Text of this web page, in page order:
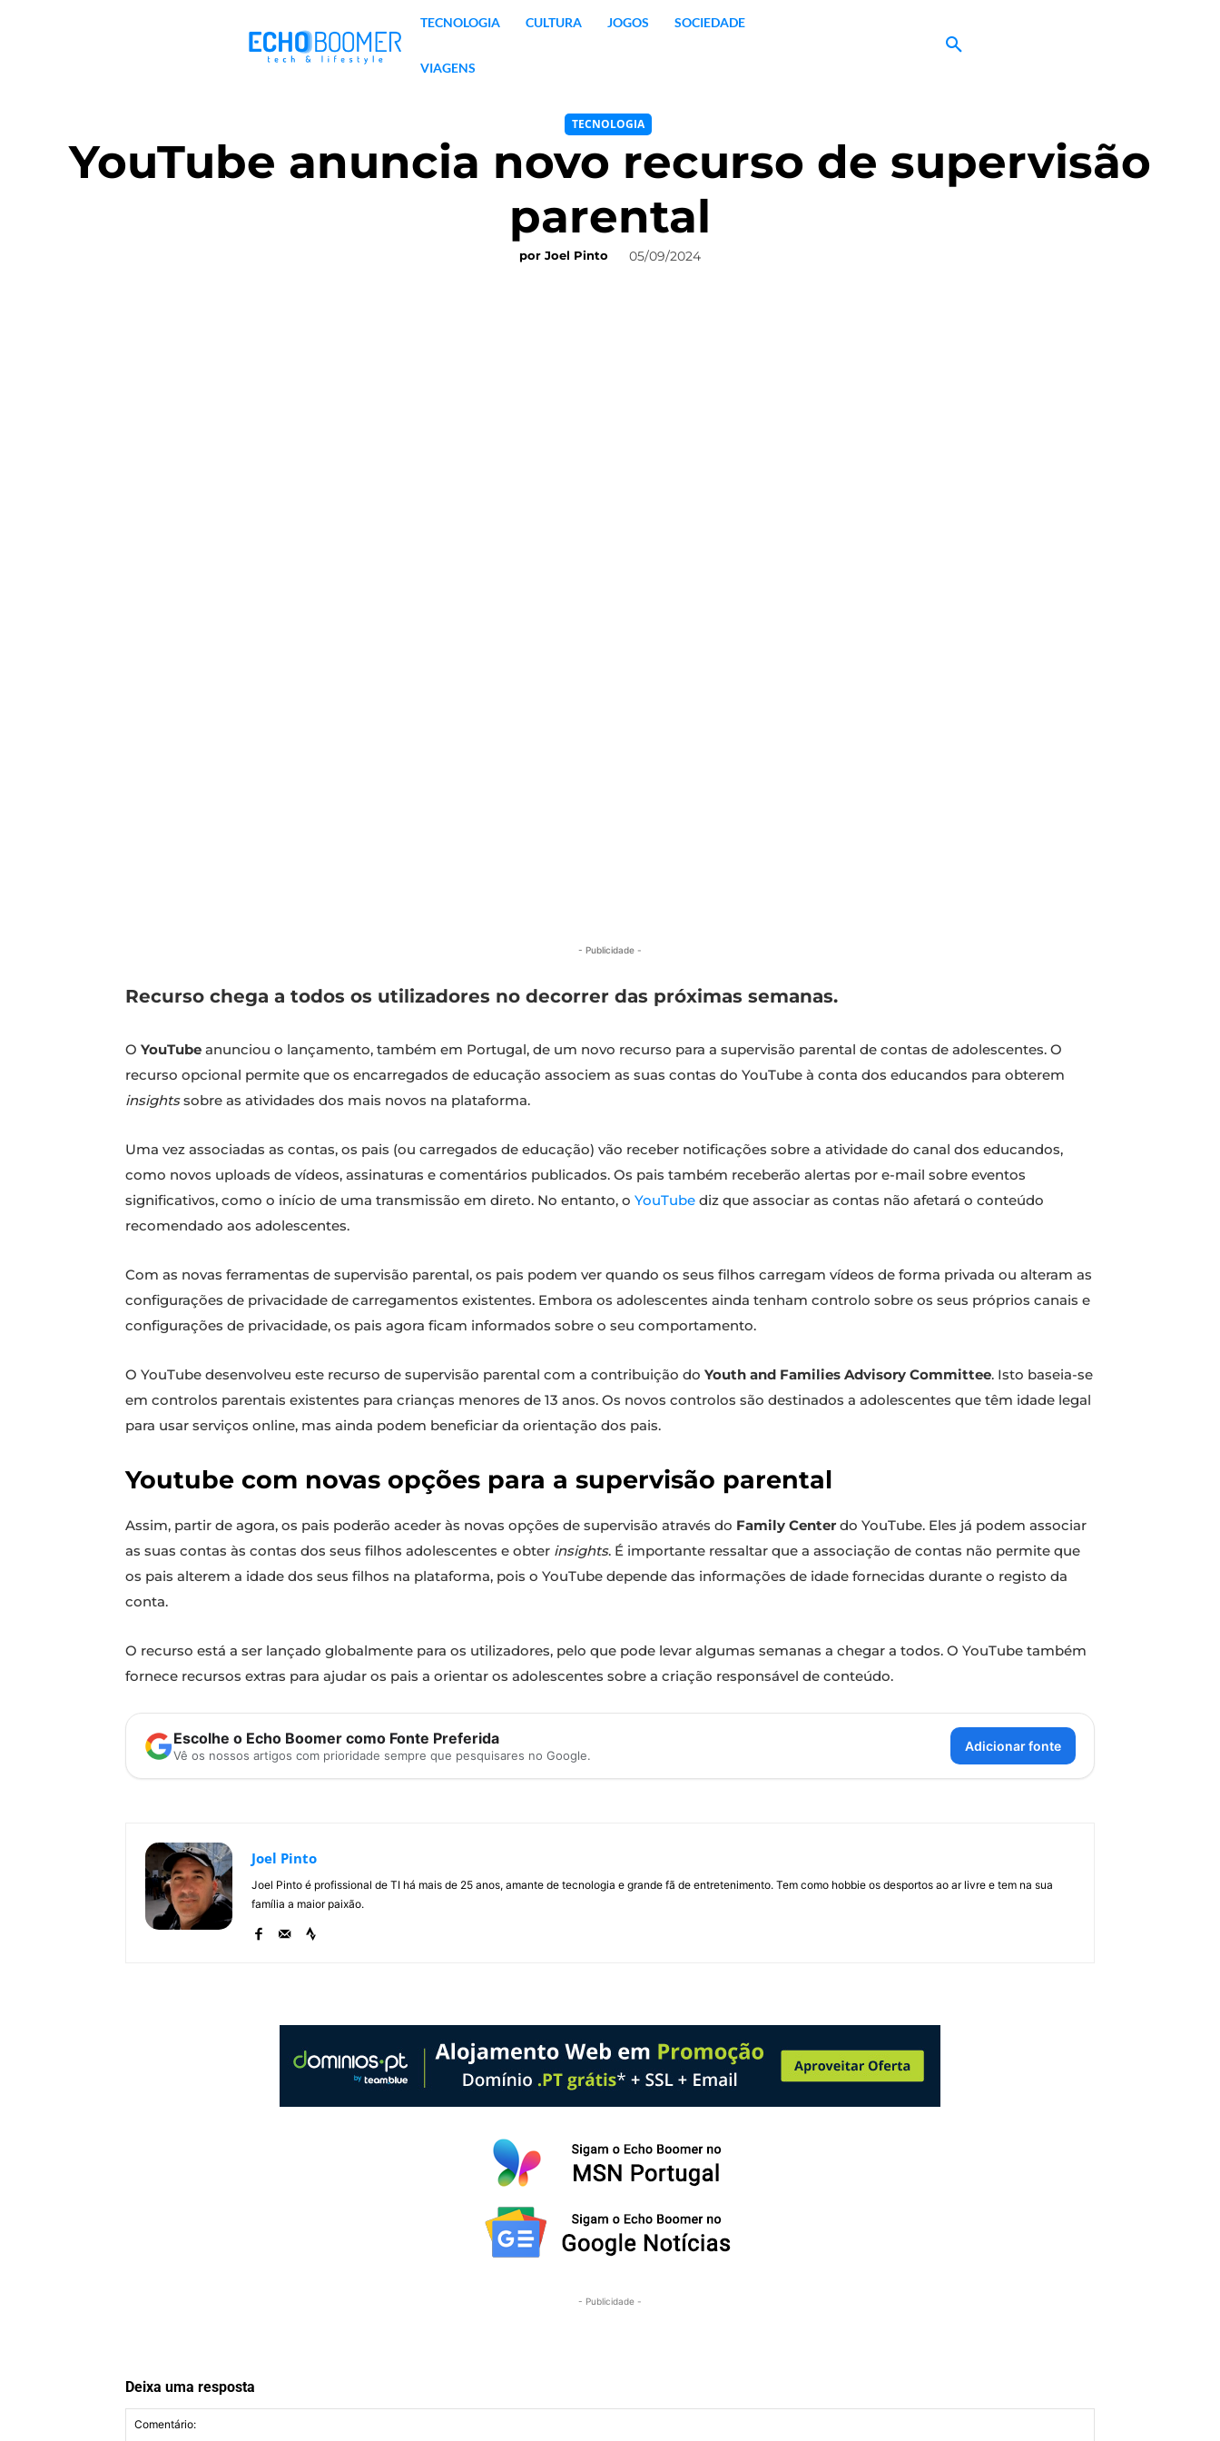
TECNOLOGIA CULTURA JOGOS SOCIEDADE
VIAGENS
TECNOLOGIA
YouTube anuncia novo recurso de supervisão
parental
por Joel Pinto 05/09/2024
- Publicidade -
Recurso chega a todos os utilizadores no decorrer das próximas semanas.
O YouTube anunciou o lançamento, também em Portugal, de um novo recurso para a supervisão parental de contas de adolescentes. O
recurso opcional permite que os encarregados de educação associem as suas contas do YouTube à conta dos educandos para obterem
insightssobre as atividades dos mais novos na plataforma.
Uma vez associadas as contas, os pais (ou carregados de educação) vão receber notificações sobre a atividade do canal dos educandos,
como novos uploads de vídeos, assinaturas e comentários publicados. Os pais também receberão alertas por e-mail sobre eventos
significativos, como o início de uma transmissão em direto. No entanto, o YouTube diz que associar as contas não afetará o conteúdo
recomendado aos adolescentes.
Com as novas ferramentas de supervisão parental, os pais podem ver quando os seus filhos carregam vídeos de forma privada ou alteram as
configurações de privacidade de carregamentos existentes. Embora os adolescentes ainda tenham controlo sobre os seus próprios canais e
configurações de privacidade, os pais agora ficam informados sobre o seu comportamento.
O YouTube desenvolveu este recurso de supervisão parental com a contribuição do Youth and Families Advisory Committee. Isto baseia-se
em controlos parentais existentes para crianças menores de 13 anos. Os novos controlos são destinados a adolescentes que têm idade legal
para usar serviços online, mas ainda podem beneficiar da orientação dos pais.
Youtube com novas opções para a supervisão parental
Assim, partir de agora, os pais poderão aceder às novas opções de supervisão através do Family Center do YouTube. Eles já podem associar
as suas contas às contas dos seus filhos adolescentes e obter insights. É importante ressaltar que a associação de contas não permite que
os pais alterem a idade dos seus filhos na plataforma, pois o YouTube depende das informações de idade fornecidas durante o registo da
conta.
O recurso está a ser lançado globalmente para os utilizadores, pelo que pode levar algumas semanas a chegar a todos. O YouTube também
fornece recursos extras para ajudar os pais a orientar os adolescentes sobre a criação responsável de conteúdo.
Escolhe o Echo Boomer como Fonte Preferida
Vê os nossos artigos com prioridade sempre que pesquisares no Google.
Adicionar fonte
Joel Pinto
Joel Pinto é profissional de TI há mais de 25 anos, amante de tecnologia e grande fã de entretenimento. Tem como hobbie os desportos ao ar livre e tem na sua
família a maior paixão.
- Publicidade -
Deixa uma resposta